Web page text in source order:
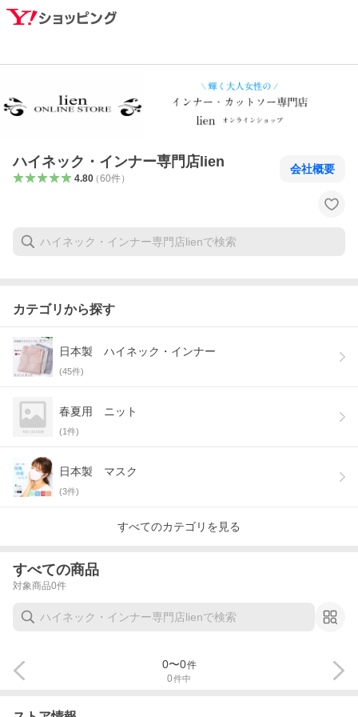
ハイネック・インナー専門店lien
4.80（60件）
会社概要
カテゴリから探す
日本製 ハイネック・インナー
(45件)
春夏用 ニット
(1 件)
日本製 マスク
(3件)
すべてのカテゴリを見る
すべての商品
対象商品0件
0件中
0〜0件